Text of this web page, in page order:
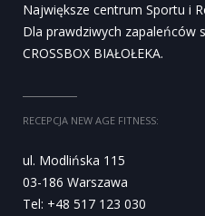
Największe centrum Sportu i
Dla prawdziwych zapaleńców
CROSSBOX BIAŁOŁEKA.
RECEPCJA NEW AGE FITNESS:
ul. Modlińska 115
03-186 Warszawa
Tel: +48 517 123 030